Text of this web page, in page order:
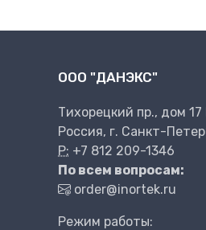
ООО "ДАНЭКС"
Тихорецкий пр., дом 17
Россия, г. Санкт-
P: +7 812 209-1346
По всем вопросам:
order@inortek.ru
Режим работы: